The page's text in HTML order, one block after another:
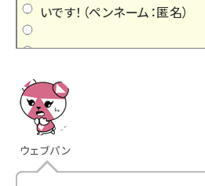
いです！（ペンネーム：匿名）
ウェブパン